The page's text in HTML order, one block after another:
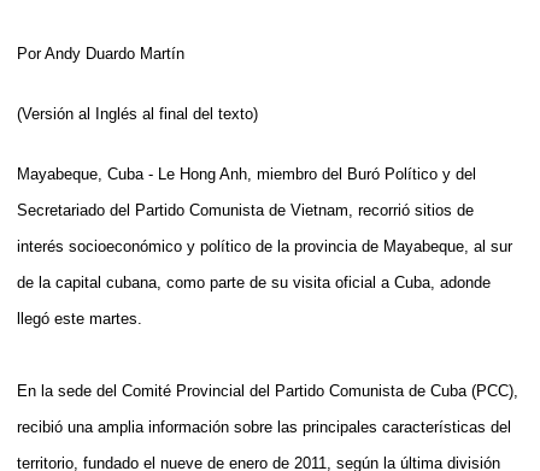
Por Andy Duardo Martín
(Versión al Inglés al final del texto)
Mayabeque, Cuba - Le Hong Anh, miembro del Buró Político y del
Secretariado del Partido Comunista de Vietnam, recorrió sitios de
interés socioeconómico y político de la provincia de Mayabeque, al sur
de la capital cubana, como parte de su visita oficial a Cuba, adonde
llegó este martes.
En la sede del Comité Provincial del Partido Comunista de Cuba (PCC),
recibió una amplia información sobre las principales características del
territorio, fundado el nueve de enero de 2011, según la última división